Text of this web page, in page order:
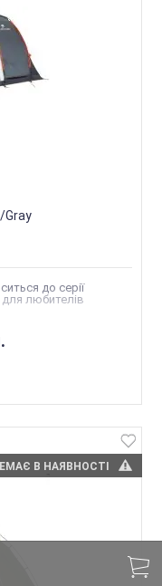
Gray
до серії
для любителів
В НАЯВНОСТІ